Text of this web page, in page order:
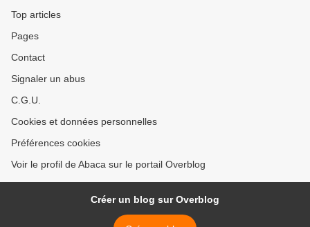
Top articles
Pages
Contact
Signaler un abus
C.G.U.
Cookies et données personnelles
Préférences cookies
Voir le profil de Abaca sur le portail Overblog
Créer un blog sur Overblog